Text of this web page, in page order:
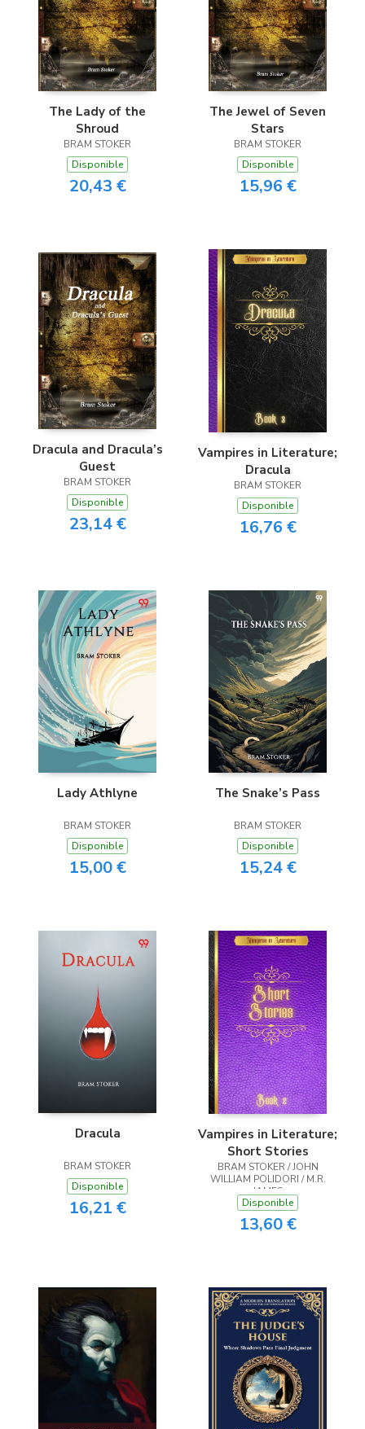
The Lady of the
Shroud
BRAM STOKER
Disponible
20,43 €
The Jewel of Seven
Stars
BRAM STOKER
Disponible
15,96 €
Dracula and Dracula’s
Guest
BRAM STOKER
Disponible
23,14 €
Vampires in Literature;
Dracula
BRAM STOKER
Disponible
16,76 €
Lady Athlyne
BRAM STOKER
Disponible
15,00 €
The Snake’s Pass
BRAM STOKER
Disponible
15,24 €
Dracula
BRAM STOKER
Disponible
16,21 €
Vampires in Literature;
Short Stories
BRAM STOKER / JOHN
WILLIAM POLIDORI / M.R.
JAMES
Disponible
13,60 €